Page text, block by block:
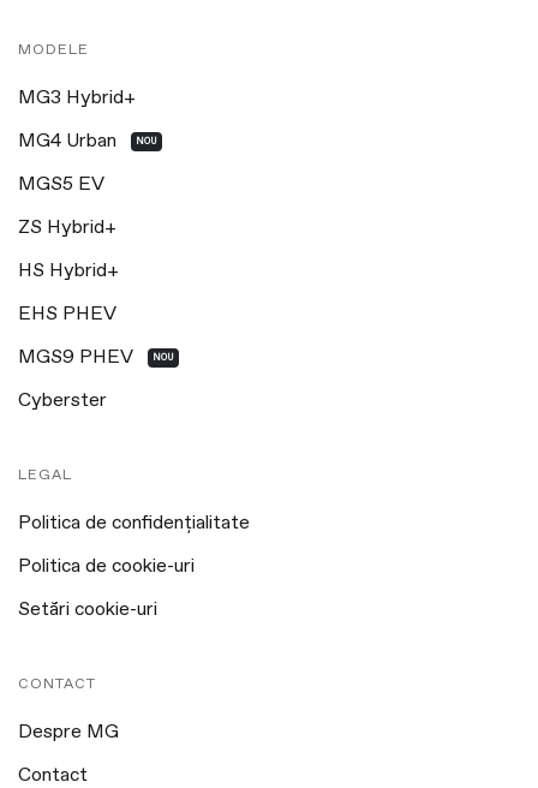
MODELE
MG3 Hybrid+
MG4 Urban NOU
MGS5 EV
ZS Hybrid+
HS Hybrid+
EHS PHEV
MGS9 PHEV NOU
Cyberster
LEGAL
Politica de confidențialitate
Politica de cookie-uri
Setări cookie-uri
CONTACT
Despre MG
Contact